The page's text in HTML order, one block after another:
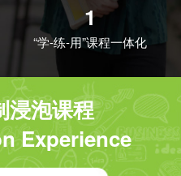
1
“学-练-用”课程一体化
浸泡课程
Experience